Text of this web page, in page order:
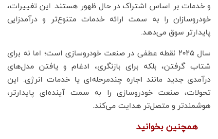
و خدمات بر اساس اشتراک در حال ظهور هستند. این تغییرات،
خودروسازان را به سمت ارائه خدمات متنوع‌تر و درآمدزایی
پایدارتر سوق می‌دهد.
سال ۲۰۲۵ نقطه عطفی در صنعت خودروسازی است؛ اما نه برای
شتاب گرفتن، بلکه برای بازنگری، ادغام و یافتن مدل‌های
درآمدی جدید مانند اجاره چندمرحله‌ای یا خدمات انرژی. این
تحولات، صنعت خودروسازی را به سمت آینده‌ای پایدارتر،
هوشمندتر و متصل‌تر هدایت می‌کند.
همچنین بخوانید